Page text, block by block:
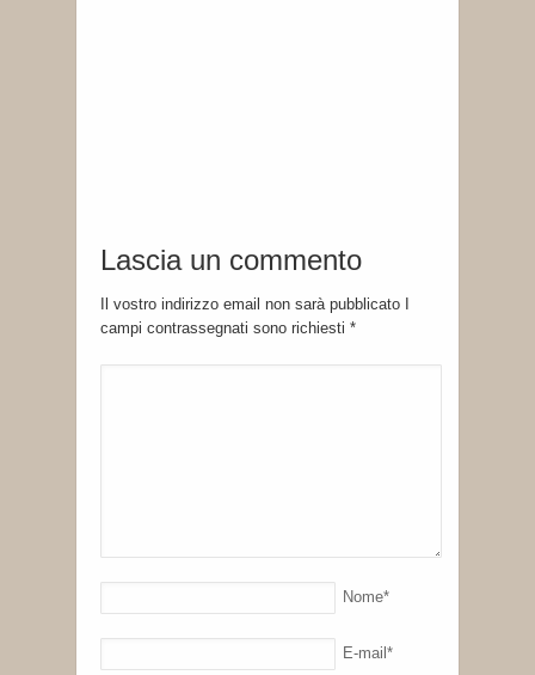
Lascia un commento
Il vostro indirizzo email non sarà pubblicato I
campi contrassegnati sono richiesti *
Nome*
E-mail *